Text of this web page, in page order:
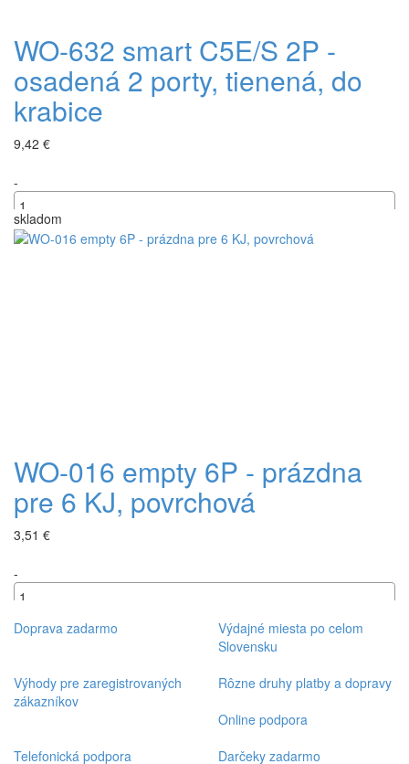
WO-632 smart C5E/S 2P -
osadená 2 porty, tienená, do
krabice
9,42 €
-
+
skladom
WO-016 empty 6P - prázdna
pre 6 KJ, povrchová
3,51 €
-
+
Doprava zadarmo
Výdajné miesta po celom
Slovensku
Výhody pre zaregistrovaných
zákazníkov
Rôzne druhy platby a dopravy
Online podpora
Telefonická podpora
Darčeky zadarmo